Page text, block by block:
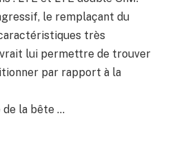
le remplaçant du
très
lui permettre de trouver
par rapport à la
de la bête …